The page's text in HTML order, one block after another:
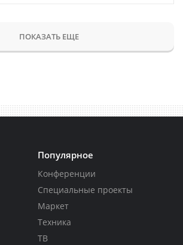
ПОКАЗАТЬ ЕЩЕ
Популярное
Конференции
Специальные проекты
Маркет
Техника
ТВ